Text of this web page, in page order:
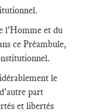
l'Homme et du
ce Préambule,
le
part
et libertés